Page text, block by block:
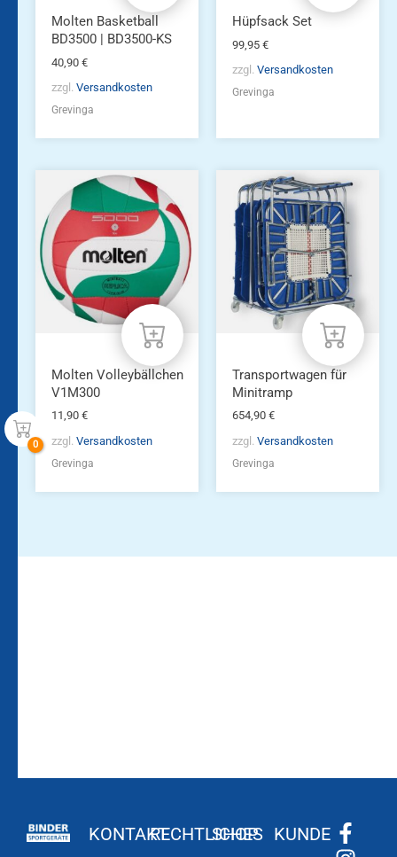
Molten Basketball
BD3500 | BD3500-KS
40,90 €
zzgl. Versandkosten
Grevinga
Hüpfsack Set
99,95 €
zzgl. Versandkosten
Grevinga
Molten Volleybällchen
V1M300
11,90 €
zzgl. Versandkosten
Grevinga
Transportwagen für
Minitramp
654,90 €
zzgl. Versandkosten
Grevinga
KONTAKTRECHTLICHES
SHOP KUNDE